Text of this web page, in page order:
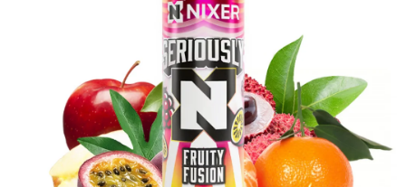
ATOMIZÉRY A CARTRIDGE
BATERIE A NABÍJEČKY